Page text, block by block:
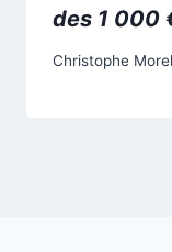
des 1 000
Christophe Morel